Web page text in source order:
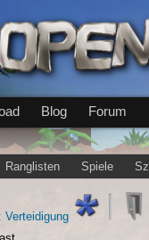
Blog Forum
Ranglisten Spiele